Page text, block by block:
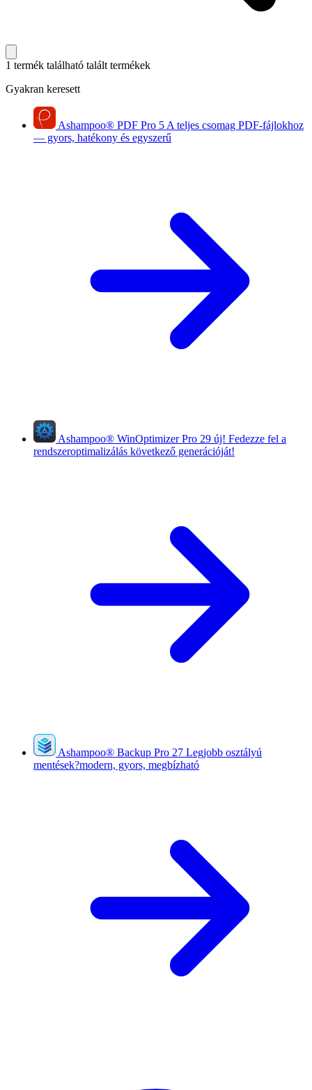
1 termék található talált termékek
Gyakran keresett
Ashampoo® PDF Pro 5 A teljes csomag PDF-fájlokhoz
— gyors, hatékony és egyszerű
Ashampoo® WinOptimizer Pro 29 új! Fedezze fel a
rendszeroptimalizálás következő generációját!
Ashampoo® Backup Pro 27 Legjobb osztályú
mentések?modern, gyors, megbízható